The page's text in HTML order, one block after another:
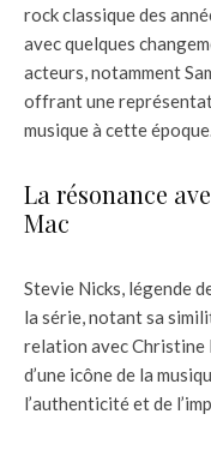
rock classique des
avec quelques
acteurs, notamment
offrant une
musique à cette
La résonance
Mac
Stevie Nicks, légende
la série, notant sa
relation avec Christine
d’une icône de la
l’authenticité et de